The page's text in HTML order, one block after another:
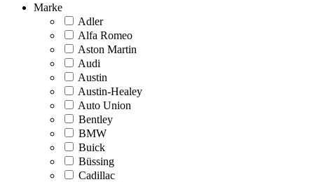
Marke
Adler
Alfa Romeo
Aston Martin
Audi
Austin
Austin-Healey
Auto Union
Bentley
BMW
Buick
Büssing
Cadillac